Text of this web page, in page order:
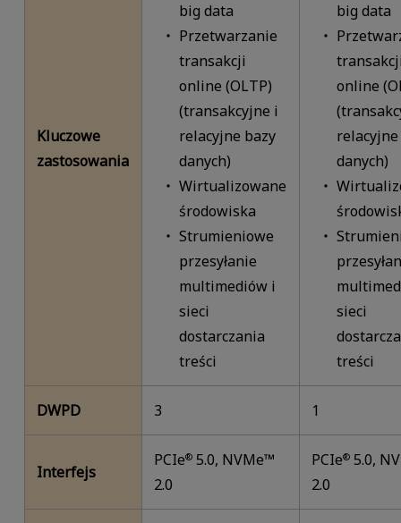
Kluczowe
zastosowania
big data
Przetwarzanie
transakcji
online (OLTP)
(transakcyjne i
relacyjne bazy
danych)
Wirtualizowane
środowiska
Strumieniowe
przesyłanie
multimediów i
sieci
dostarczania
treści
big data
online
danych)
sieci
treści
DWPD 3 1
Interfejs
PCIe® 5.0, NVMe™
2.0
PCIe® 5.0,
2.0